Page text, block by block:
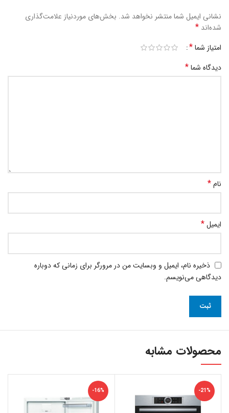
نشانی ایمیل شما منتشر نخواهد شد. بخش‌های موردنیاز علامت‌گذاری
شده‌اند *
امتیاز شما*
دیدگاه شما*
نام*
ایمیل*
ذخیره نام، ایمیل و وبسایت من در مرورگر برای زمانی که دوباره
دیدگاهی می‌نویسم.
محصولات مشابه
-21%
-16%